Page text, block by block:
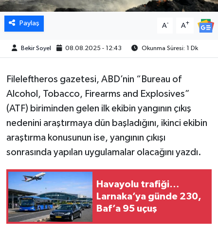
Paylaş A- A+
Bekir Soyel 08.08.2025 - 12:43 Okunma Süresi: 1 Dk
Fileleftheros gazetesi, ABD’nin “Bureau of
Alcohol, Tobacco, Firearms and Explosives”
(ATF) biriminden gelen ilk ekibin yangının çıkış
nedenini araştırmaya dün başladığını, ikinci ekibin
araştırma konusunun ise, yangının çıkışı
sonrasında yapılan uygulamalar olacağını yazdı.
Havayolu trafiği…
Larnaka’ya günde 230,
Baf’a 95 uçuş